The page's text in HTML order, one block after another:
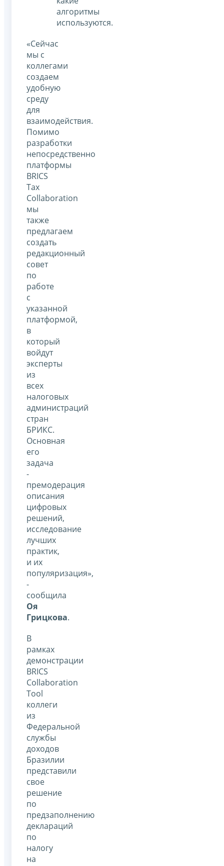
алгоритмы
используются.
«Сейчас
мы с
коллегами
создаем
удобную
среду
для
взаимодействия.
Помимо
разработки
непосредственно
платформы
BRICS
Tax
Collaboration
мы
также
предлагаем
создать
редакционный
совет
по
работе
с
указанной
платформой,
в
который
войдут
эксперты
из
всех
налоговых
администраций
стран
БРИКС.
Основная
его
задача
-
премодерация
описания
цифровых
решений,
исследование
лучших
практик,
и их
популяризация»,
-
сообщила
Оя
Грицкова.
В
рамках
демонстрации
BRICS
Collaboration
Tool
коллеги
из
Федеральной
службы
доходов
Бразилии
представили
свое
решение
по
предзаполнению
деклараций
по
налогу
на